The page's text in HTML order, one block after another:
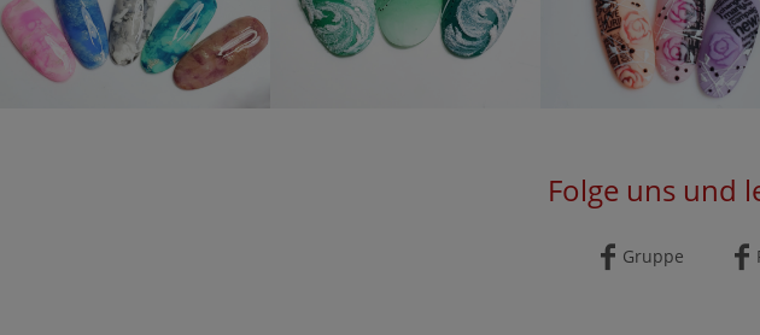
Folge uns und
Gruppe